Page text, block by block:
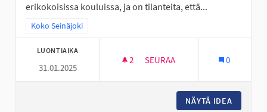
erikokoisissa kouluissa, ja on tilanteita, että...
Rajaa tulokset teeman mukaan: Koko Seinäjoki
Koko Seinäjoki
LUONTIAIKA
31.01.2025
2 2 SEURAAJAA
SEURAA 0
NÄYTÄ IDEA